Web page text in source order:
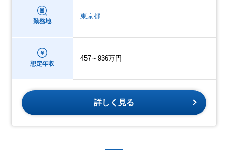
勤務地
東京都
想定年収
457～936万円
詳しく見る